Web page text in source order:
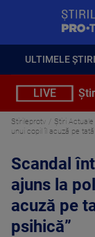
ULTIMELE ȘTIRI
LIVE
Stirileprotv Știri Actuale
unui copil îl acuză pe
Scandal
ajuns la
acuză pe
psihică”